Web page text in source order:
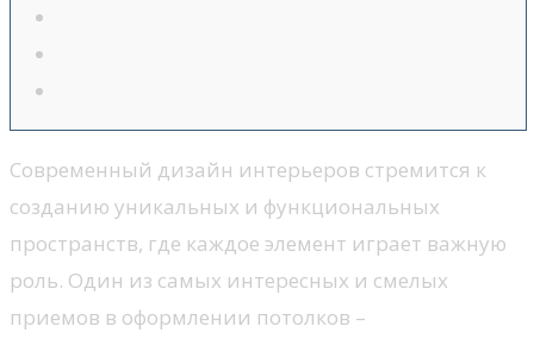
Современный дизайн интерьеров стремится к
созданию уникальных и функциональных
пространств, где каждое элемент играет важную
роль. Один из самых интересных и смелых
приемов в оформлении потолков –